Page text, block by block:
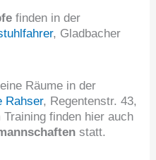
finden in der
, Gladbacher
Räume in der
Rahser, Regentenstr. 43,
finden hier auch
statt.